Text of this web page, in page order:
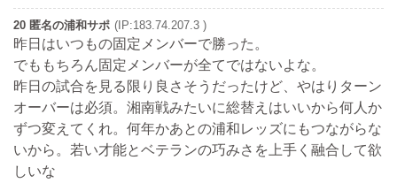
20 匿名の浦和サポ (IP:183.74.207.3 )
昨日はいつもの固定メンバーで勝った。
でももちろん固定メンバーが全てではないよな。
昨日の試合を見る限り良さそうだったけど、やはりターン
オーバーは必須。湘南戦みたいに総替えはいいから何人か
ずつ変えてくれ。何年かあとの浦和レッズにもつながらな
いから。若い才能とベテランの巧みさを上手く融合して欲
しいな